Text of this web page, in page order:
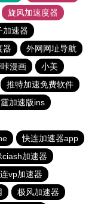
旋风加速度器
加速器
器
外网网址导航
漫画
小美
推特加速免费软件
加速版ins
快连加速器app
ciash加速器
vp加速器
极风加速器